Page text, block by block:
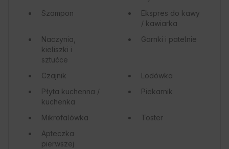
Szampon
Ekspres do kawy
/ kawiarka
Naczynia,
kieliszki i
sztućce
Garnki i patelnie
Czajnik
Lodówka
Płyta kuchenna /
kuchenka
Piekarnik
Mikrofalówka
Toster
Apteczka
pierwszej